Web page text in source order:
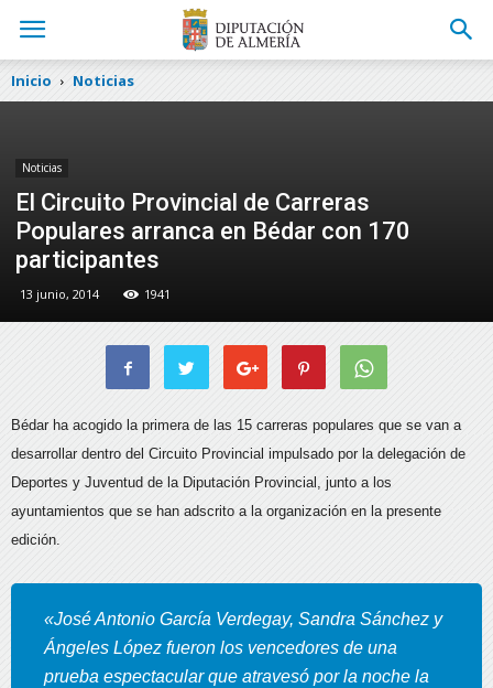
Inicio Noticias
Noticias
El Circuito Provincial de Carreras
Populares arranca en Bédar con 170
participantes
13 junio, 2014 1941
Bédar ha acogido la primera de las 15 carreras populares que se van a
desarrollar dentro del Circuito Provincial impulsado por la delegación de
Deportes y Juventud de la Diputación Provincial, junto a los
ayuntamientos que se han adscrito a la organización en la presente
edición.
«José Antonio García Verdegay, Sandra Sánchez y
Ángeles López fueron los vencedores de una
prueba espectacular que atravesó por la noche la